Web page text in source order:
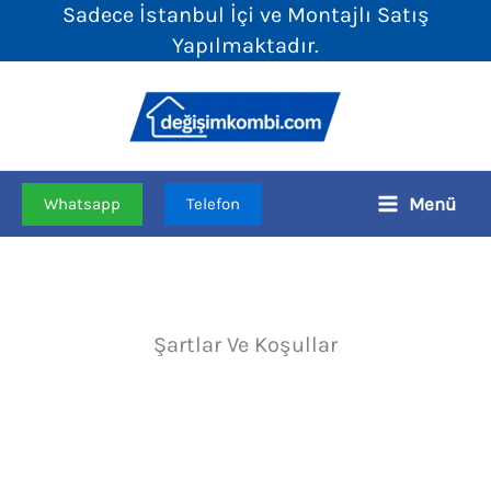
Sadece İstanbul İçi ve Montajlı Satış
Yapılmaktadır.
Whatsapp Telefon Menü
Şartlar Ve Koşullar